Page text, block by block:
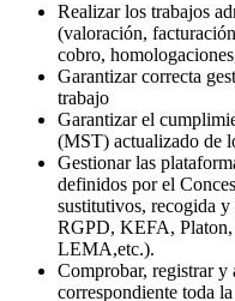
Realizar los trabajos
(valoración,
cobro,
Garantizar correcta
trabajo
Garantizar el
(MST) actualizado de
Gestionar las
definidos por el
sustitutivos, recogida
RGPD, KEFA,
LEMA,etc.).
Comprobar, registrar y
correspondiente toda